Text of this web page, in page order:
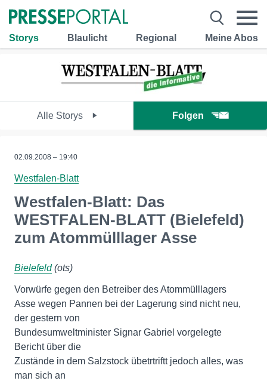
Storys Blaulicht Regional Meine Abos
Alle Storys Folgen
02.09.2008 – 19:40
Westfalen-Blatt
Westfalen-Blatt: Das
WESTFALEN-BLATT (Bielefeld)
zum Atommülllager Asse
Bielefeld(ots)
Vorwürfe gegen den Betreiber des Atommülllagers
Asse wegen Pannen bei der Lagerung sind nicht neu,
der gestern von
Bundesumweltminister Signar Gabriel vorgelegte
Bericht über die
Zustände in dem Salzstock übetrtriftt jedoch alles, was
man sich an